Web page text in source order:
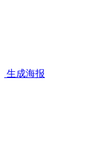
生成海报